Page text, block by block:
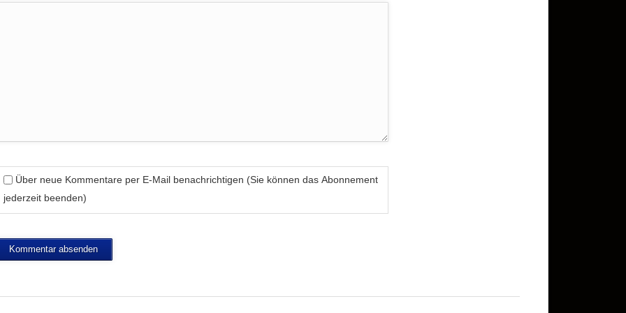
Über neue Kommentare per E-Mail benachrichtigen (Sie können das Abonnement
jederzeit beenden)
Kommentar absenden